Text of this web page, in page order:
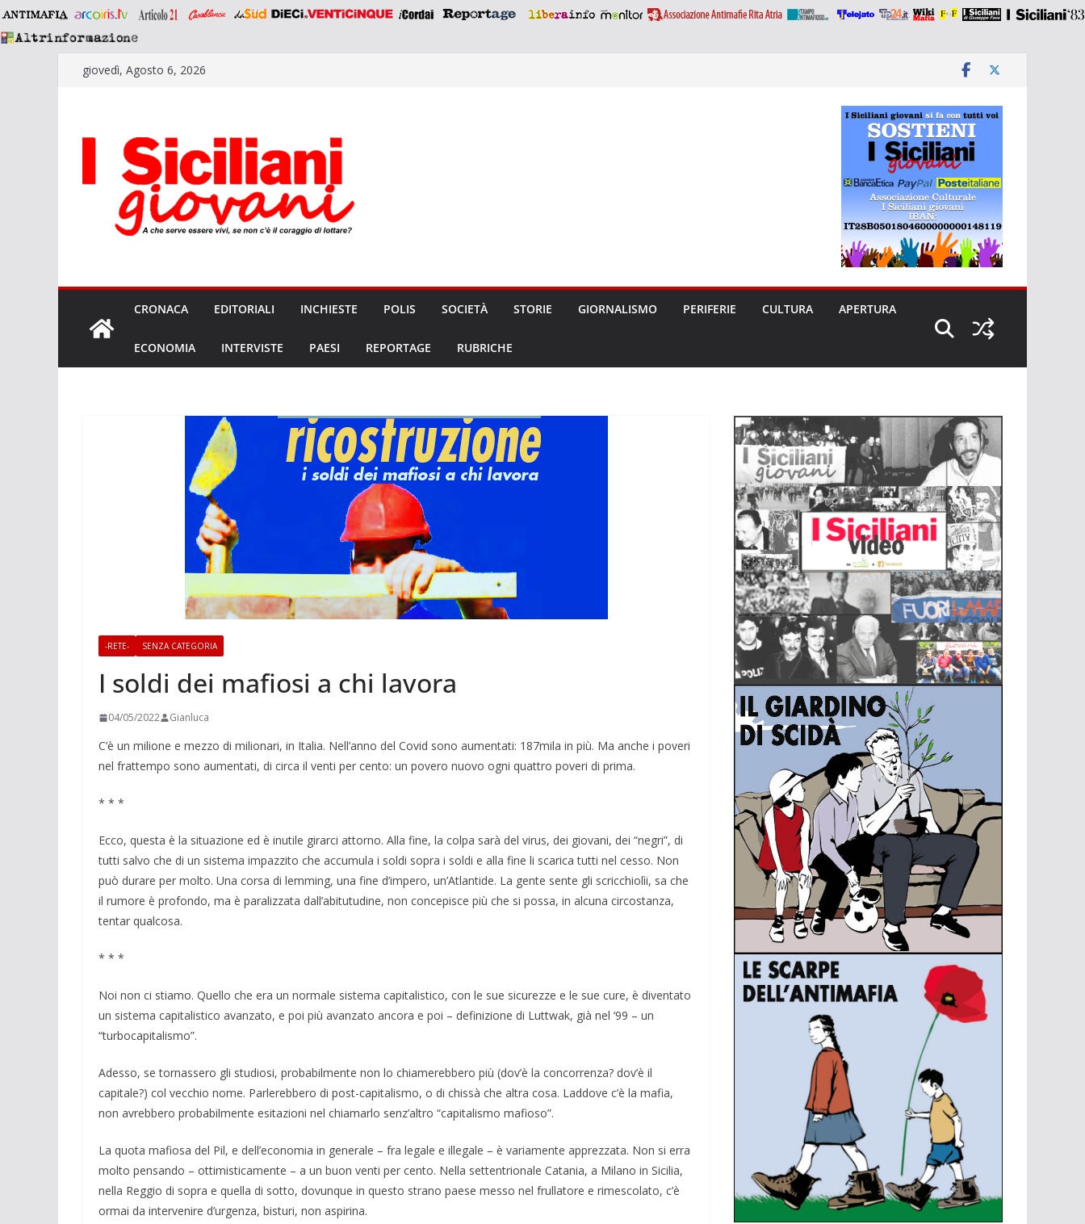
Saltagiovedì, Agosto 6, 2026
CRONACA EDITORIALI INCHIESTE POLIS SOCIETÀ STORIE GIORNALISMO PERIFERIE CULTURA APERTURA
ECONOMIA INTERVISTE PAESI REPORTAGE RUBRICHE
-RETE- SENZA CATEGORIA
I soldi dei mafiosi a chi lavora
04/05/2022 Gianluca
C’è un milione e mezzo di milionari, in Italia. Nell’anno del Covid sono aumentati: 187mila in più. Ma anche i poveri
nel frattempo sono aumentati, di circa il venti per cento: un povero nuovo ogni quattro poveri di prima.
* * *
Ecco, questa è la situazione ed è inutile girarci attorno. Alla fine, la colpa sarà del virus, dei giovani, dei “negri”, di
tutti salvo che di un sistema impazzito che accumula i soldi sopra i soldi e alla fine li scarica tutti nel cesso. Non
può durare per molto. Una corsa di lemming, una fine d’impero, un’Atlantide. La gente sente gli scricchiolìi, sa che
il rumore è profondo, ma è paralizzata dall’abitutudine, non concepisce più che si possa, in alcuna circostanza,
tentar qualcosa.
* * *
Noi non ci stiamo. Quello che era un normale sistema capitalistico, con le sue sicurezze e le sue cure, è diventato
un sistema capitalistico avanzato, e poi più avanzato ancora e poi – definizione di Luttwak, già nel ‘99 – un
“turbocapitalismo”.
Adesso, se tornassero gli studiosi, probabilmente non lo chiamerebbero più (dov’è la concorrenza? dov’è il
capitale?) col vecchio nome. Parlerebbero di post-capitalismo, o di chissà che altra cosa. Laddove c’è la mafia,
non avrebbero probabilmente esitazioni nel chiamarlo senz’altro “capitalismo mafioso”.
La quota mafiosa del Pil, e dell’economia in generale – fra legale e illegale – è variamente apprezzata. Non si erra
molto pensando – ottimisticamente – a un buon venti per cento. Nella settentrionale Catania, a Milano in Sicilia,
nella Reggio di sopra e quella di sotto, dovunque in questo strano paese messo nel frullatore e rimescolato, c’è
ormai da intervenire d’urgenza, bisturi, non aspirina.